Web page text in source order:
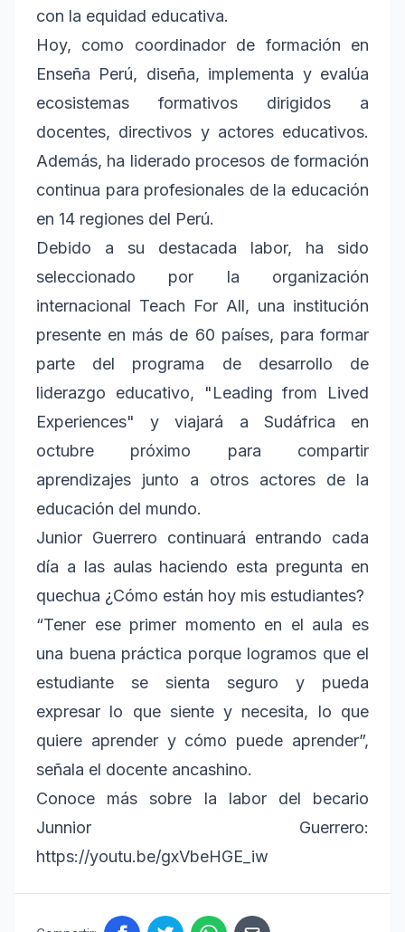
con la equidad educativa.
Hoy, como coordinador de formación en
Enseña Perú, diseña, implementa y evalúa
ecosistemas formativos dirigidos a
docentes, directivos y actores educativos.
Además, ha liderado procesos de formación
continua para profesionales de la educación
en 14 regiones del Perú.
Debido a su destacada labor, ha sido
seleccionado por la organización
internacional Teach For All, una institución
presente en más de 60 países, para formar
parte del programa de desarrollo de
liderazgo educativo, "Leading from Lived
Experiences" y viajará a Sudáfrica en
octubre próximo para compartir
aprendizajes junto a otros actores de la
educación del mundo.
Junior Guerrero continuará entrando cada
día a las aulas haciendo esta pregunta en
quechua ¿Cómo están hoy mis estudiantes?
“Tener ese primer momento en el aula es
una buena práctica porque logramos que el
estudiante se sienta seguro y pueda
expresar lo que siente y necesita, lo que
quiere aprender y cómo puede aprender”,
señala el docente ancashino.
Conoce más sobre la labor del becario
Junnior Guerrero:
https://youtu.be/gxVbeHGE_iw